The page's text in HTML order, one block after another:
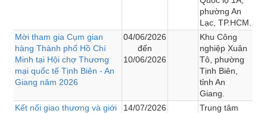
phường An
Lạc, TP.HCM.
Mời tham gia Cụm gian
hàng Thành phố Hồ Chí
Minh tại Hội chợ Thương
mại quốc tế Tịnh Biên - An
Giang năm 2026
04/06/2026
đến
10/06/2026
Khu Công
nghiệp Xuân
Tô, phường
Tịnh Biên,
tỉnh An
Giang.
Kết nối giao thương và giới
14/07/2026
Trung tâm